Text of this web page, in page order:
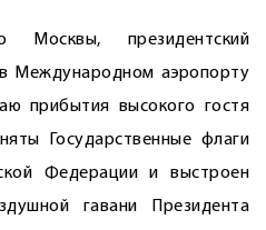
президентский
Международном аэропорту
прибытия высокого гостя
Государственные флаги
Федерации и выстроен
гавани Президента